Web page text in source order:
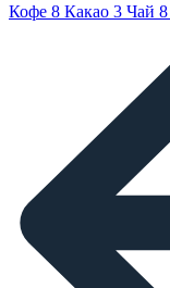
Кофе 8 Какао 3 Чай 8